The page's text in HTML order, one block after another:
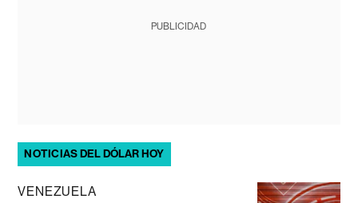
PUBLICIDAD
NOTICIAS DEL DÓLAR HOY
VENEZUELA